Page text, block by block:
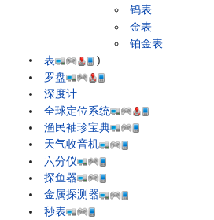
表
钨表
金表
铂金表
)
罗盘
深度计
全球定位系统
渔民袖珍宝典
天气收音机
六分仪
探鱼器
金属探测器
秒表